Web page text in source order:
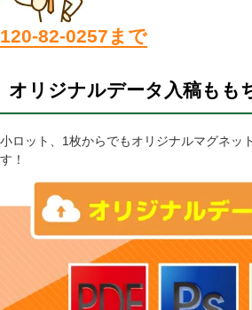
120-82-0257まで
オリジナルデータ入稿もも
小ロット、1枚からでもオリジナルマグネッ
す！